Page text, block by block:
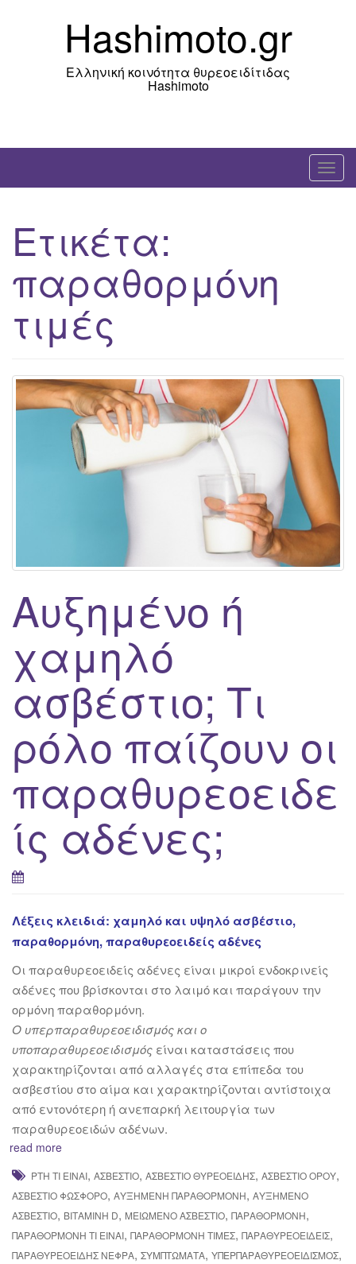
Hashimoto.gr
Ελληνική κοινότητα θυρεοειδίτιδας
Hashimoto
T
o
i
o
n
Ετικέτα:
παραθορμόνη
τιμές
Αυξημένο ή
χαμηλό
ασβέστιο; Τι
ρόλο παίζουν οι
παραθυρεοειδε
ίς αδένες;
Λέξεις κλειδιά: χαμηλό και υψηλό ασβέστιο,
παραθορμόνη, παραθυρεοειδείς αδένες
Oι παραθυρεοειδείς αδένες είναι μικρoί ενδοκρινείς
αδένες που βρίσκονται στο λαιμό και παράγουν την
ορμόνη παραθορμόνη.
Ο υπερπαραθυρεοειδισμός και ο
υποπαραθυρεοειδισμός είναι καταστάσεις που
χαρακτηρίζονται από αλλαγές στα επίπεδα του
ασβεστίου στο αίμα και χαρακτηρίζονται αντίστοιχα
από εντονότερη ή ανεπαρκή λειτουργία των
παραθυρεοειδών αδένων.
read more
PTH ΤΙ ΕΊΝΑΙ, ΑΣΒΈΣΤΙΟ, ΑΣΒΕΣΤΙΟ ΘΥΡΕΟΕΙΔΉΣ, ΑΣΒΈΣΤΙΟ ΟΡΟΎ,
ΑΣΒΈΣΤΙΟ ΦΏΣΦΟΡΟ, ΑΥΞΗΜΈΝΗ ΠΑΡΑΘΟΡΜΌΝΗ, ΑΥΞΗΜΈΝΟ
ΑΣΒΈΣΤΙΟ, ΒΙΤΑΜΊΝΗ D, ΜΕΙΩΜΈΝΟ ΑΣΒΈΣΤΙΟ, ΠΑΡΑΘΟΡΜΌΝΗ,
ΠΑΡΑΘΟΡΜΌΝΗ ΤΙ ΕΊΝΑΙ, ΠΑΡΑΘΟΡΜΌΝΗ ΤΙΜΈΣ, ΠΑΡΑΘΥΡΕΟΕΙΔΕΊΣ,
ΠΑΡΑΘΥΡΕΟΕΙΔΉΣ ΝΕΦΡΆ, ΣΥΜΠΤΏΜΑΤΑ, ΥΠΕΡΠΑΡΑΘΥΡΕΟΕΙΔΙΣΜΌΣ,